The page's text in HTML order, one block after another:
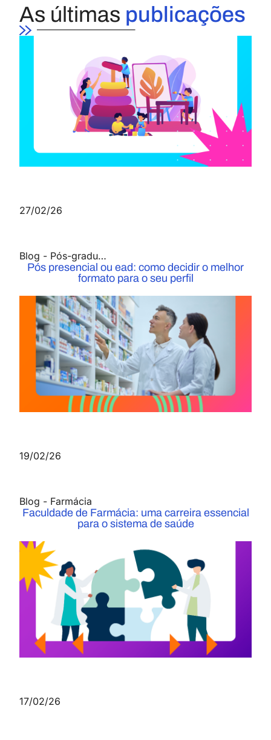
As últimas publicações
27/02/26
Blog - Pós-graduação
Pós presencial ou ead: como decidir o melhor
formato para o seu perfil
19/02/26
Blog - Farmácia
Faculdade de Farmácia: uma carreira essencial
para o sistema de saúde
17/02/26